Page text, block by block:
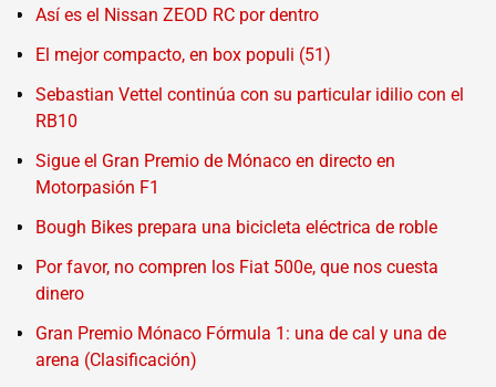
Así es el Nissan ZEOD RC por dentro
El mejor compacto, en box populi (51)
Sebastian Vettel continúa con su particular idilio con el
RB10
Sigue el Gran Premio de Mónaco en directo en
Motorpasión F1
Bough Bikes prepara una bicicleta eléctrica de roble
Por favor, no compren los Fiat 500e, que nos cuesta
dinero
Gran Premio Mónaco Fórmula 1: una de cal y una de
arena (Clasificación)